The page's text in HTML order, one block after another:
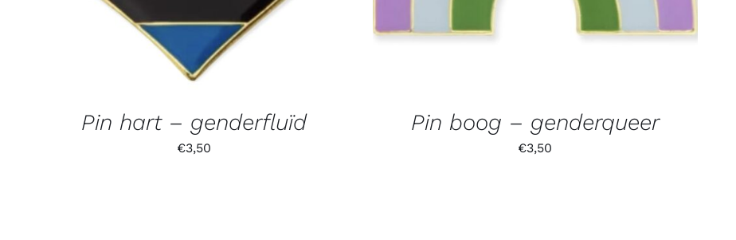
Pin hart – genderfluïd
€3,50
Pin boog – genderqueer
€3,50